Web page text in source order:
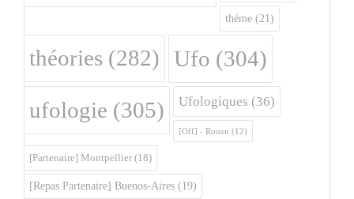
théme (21)
théories (282) Ufo (304)
ufologie (305) Ufologiques (36)
[Off] - Rouen (12)
[Partenaire] Montpellier (18)
[Repas Partenaire] Buenos-Aires (19)